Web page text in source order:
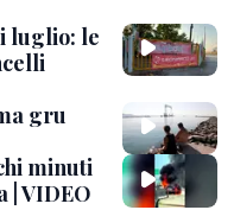
luglio: le
gru
minuti
| VIDEO